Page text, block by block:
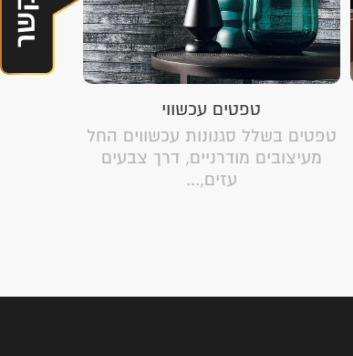
טפטים עכשווי
טפטים בשלל סגנונות עכשווים החל
מעיצובים מודרניים, דרך צבעים
עזים,...